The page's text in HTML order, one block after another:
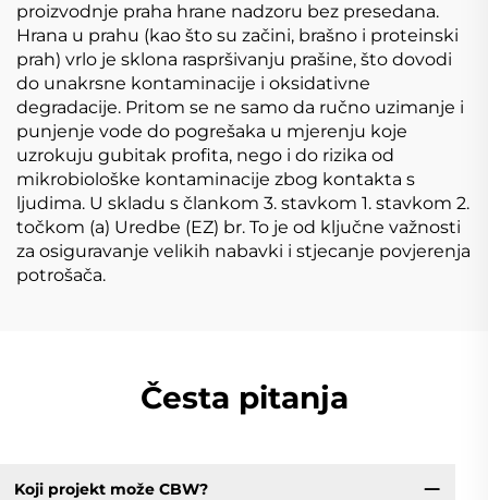
proizvodnje praha hrane nadzoru bez presedana.
Hrana u prahu (kao što su začini, brašno i proteinski
prah) vrlo je sklona raspršivanju prašine, što dovodi
do unakrsne kontaminacije i oksidativne
degradacije. Pritom se ne samo da ručno uzimanje i
punjenje vode do pogrešaka u mjerenju koje
uzrokuju gubitak profita, nego i do rizika od
mikrobiološke kontaminacije zbog kontakta s
ljudima. U skladu s člankom 3. stavkom 1. stavkom 2.
točkom (a) Uredbe (EZ) br. To je od ključne važnosti
za osiguravanje velikih nabavki i stjecanje povjerenja
potrošača.
Česta pitanja
Koji projekt može CBW?